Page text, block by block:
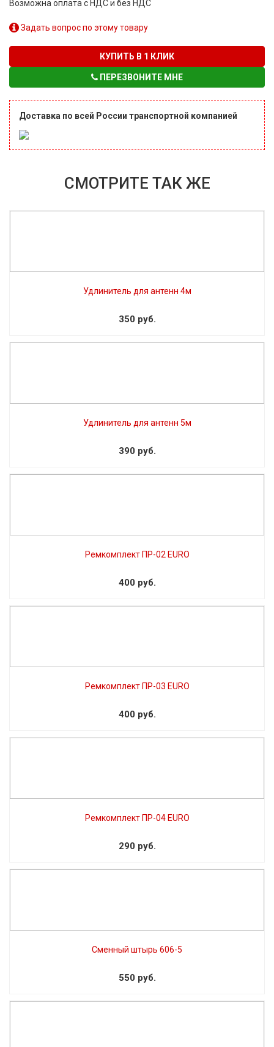
Возможна оплата с НДС и без НДС
Задать вопрос по этому товару
КУПИТЬ В 1 КЛИК
ПЕРЕЗВОНИТЕ МНЕ
Доставка по всей России транспортной компанией
СМОТРИТЕ ТАК ЖЕ
Удлинитель для антенн 4м
350 руб.
Удлинитель для антенн 5м
390 руб.
Ремкомплект ПР-02 EURO
400 руб.
Ремкомплект ПР-03 EURO
400 руб.
Ремкомплект ПР-04 EURO
290 руб.
Сменный штырь 606-5
550 руб.